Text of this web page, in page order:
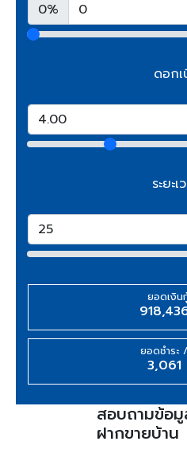
0%
ดอกเ
ระยะเ
ยอดเงิน
ยอดชำระ
3,061
สอบถามข้อ
ฝากขายบ้าน